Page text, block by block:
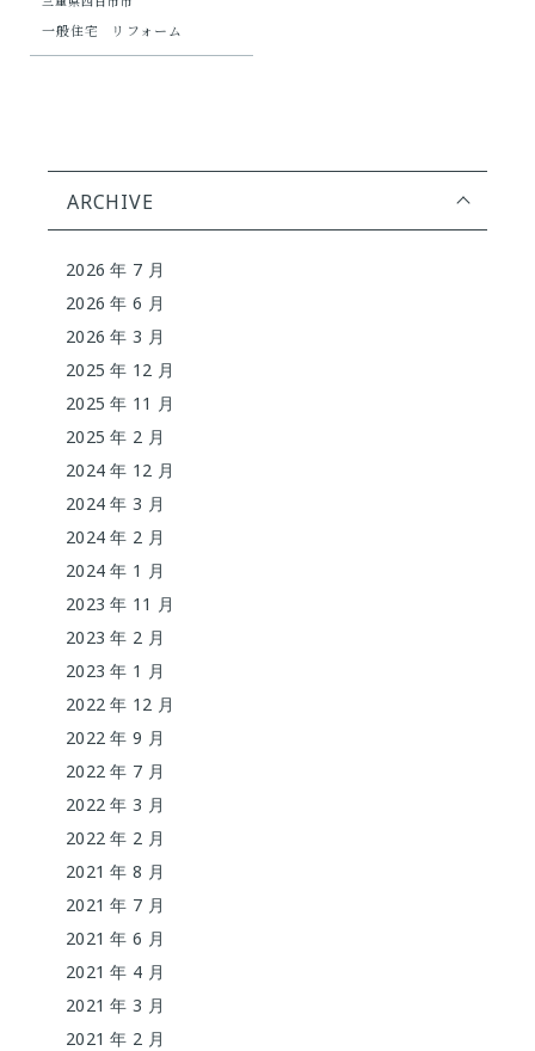
一般住宅 リフォーム
ARCHIVE
2026 年 7 月
2026 年 6 月
2026 年 3 月
2025 年 12 月
2025 年 11 月
2025 年 2 月
2024 年 12 月
2024 年 3 月
2024 年 2 月
2024 年 1 月
2023 年 11 月
2023 年 2 月
2023 年 1 月
2022 年 12 月
2022 年 9 月
2022 年 7 月
2022 年 3 月
2022 年 2 月
2021 年 8 月
2021 年 7 月
2021 年 6 月
2021 年 4 月
2021 年 3 月
2021 年 2 月